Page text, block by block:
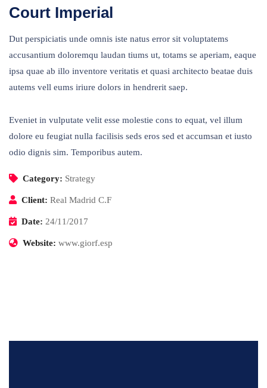
Court Imperial
Dut perspiciatis unde omnis iste natus error sit voluptatems
accusantium doloremqu laudan tiums ut, totams se aperiam, eaque
ipsa quae ab illo inventore veritatis et quasi architecto beatae duis
autems vell eums iriure dolors in hendrerit saep.
Eveniet in vulputate velit esse molestie cons to equat, vel illum
dolore eu feugiat nulla facilisis seds eros sed et accumsan et iusto
odio dignis sim. Temporibus autem.
Category: Strategy
Client: Real Madrid C.F
Date: 24/11/2017
Website: www.giorf.esp